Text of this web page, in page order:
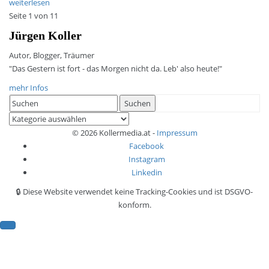
weiterlesen
Seite 1 von 11
Jürgen Koller
Autor, Blogger, Träumer
"Das Gestern ist fort - das Morgen nicht da. Leb' also heute!"
mehr Infos
Search
for:
Suchen
Kategorien
© 2026 Kollermedia.at - Impressum
Facebook
Instagram
Linkedin
🔒 Diese Website verwendet keine Tracking-Cookies und ist DSGVO-
konform.